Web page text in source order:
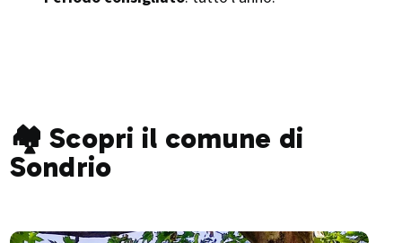
🏘️ Scopri il comune di
Sondrio